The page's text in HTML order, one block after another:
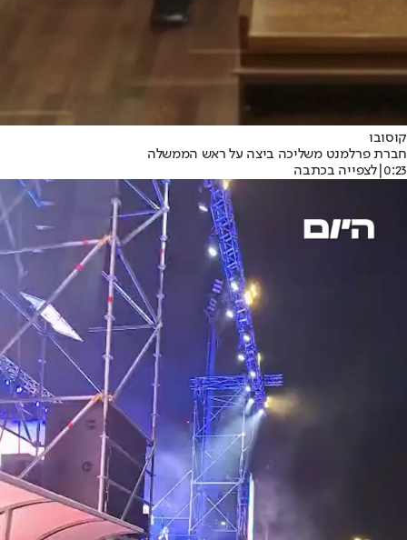
קוסובו
חברת פרלמנט משליכה ביצה על ראש הממשלה
0:23
|לצפייה בכתבה